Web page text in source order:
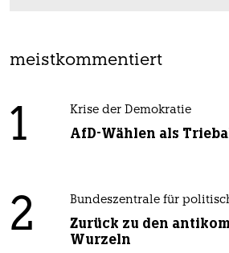
meistkommentiert
1 Krise der Demokratie
AfD-Wählen als
2 Bundeszentrale für
Zurück zu den
Wurzeln